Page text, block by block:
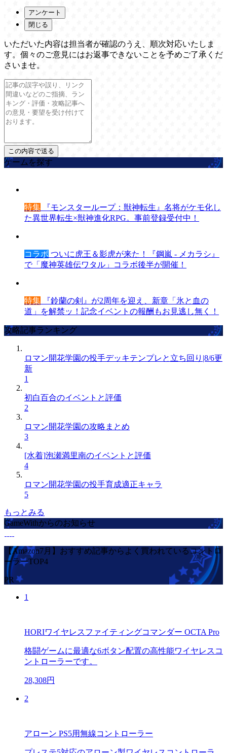
アンケート
閉じる
いただいた内容は担当者が確認のうえ、順次対応いたしま
す。個々のご意見にはお返事できないことを予めご了承くだ
さいませ。
ゲームを探す
特集 『モンスターループ：獣神転生』名将がケモ化し
た異世界転生×獣神進化RPG。事前登録受付中！
コラボ ついに虎王＆影虎が来た！『鋼嵐 - メカラシ』
で「魔神英雄伝ワタル」コラボ後半が開催！
特集 『鈴蘭の剣』が2周年を迎え、新章「氷と血の
道」を解禁ッ！記念イベントの報酬もお見逃し無く！
攻略記事ランキング
ロマン開花学園の投手デッキテンプレと立ち回り|8/6更
新
1
初白百合のイベントと評価
2
ロマン開花学園の攻略まとめ
3
[水着]泡瀬満里南のイベントと評価
4
ロマン開花学園の投手育成適正キャラ
5
もっとみる
GameWithからのお知らせ
【Amazon7月】おすすめ記事からよく買われているコントロ
ーラーTOP4
PR
1
HORIワイヤレスファイティングコマンダー OCTA Pro
格闘ゲームに最適な6ボタン配置の高性能ワイヤレスコ
ントローラーです。
28,308円
2
アローン PS5用無線コントローラー